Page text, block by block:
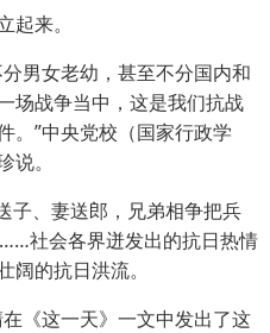
来。
男女老幼，甚至不分国内和
场战争当中，这是我们抗战
。”中央党校（国家行政学
。
、妻送郎，兄弟相争把兵
社会各界迸发出的抗日热情
的抗日洪流。
这一天》一文中发出了这